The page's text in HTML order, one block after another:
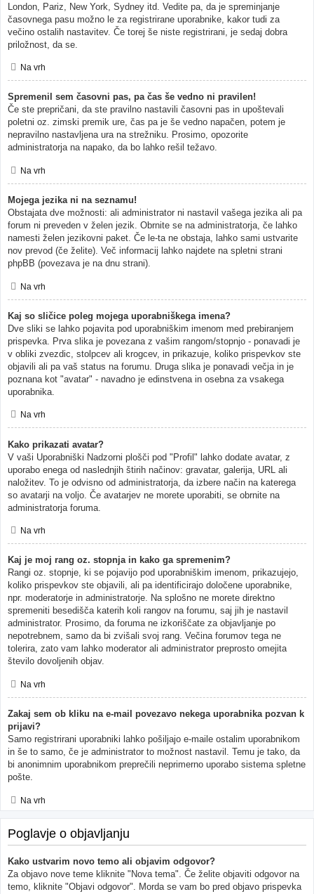
London, Pariz, New York, Sydney itd. Vedite pa, da je spreminjanje
časovnega pasu možno le za registrirane uporabnike, kakor tudi za
večino ostalih nastavitev. Če torej še niste registrirani, je sedaj dobra
priložnost, da se.
Na vrh
Spremenil sem časovni pas, pa čas še vedno ni pravilen!
Če ste prepričani, da ste pravilno nastavili časovni pas in upoštevali
poletni oz. zimski premik ure, čas pa je še vedno napačen, potem je
nepravilno nastavljena ura na strežniku. Prosimo, opozorite
administratorja na napako, da bo lahko rešil težavo.
Na vrh
Mojega jezika ni na seznamu!
Obstajata dve možnosti: ali administrator ni nastavil vašega jezika ali pa
forum ni preveden v želen jezik. Obrnite se na administratorja, če lahko
namesti želen jezikovni paket. Če le-ta ne obstaja, lahko sami ustvarite
nov prevod (če želite). Več informacij lahko najdete na spletni strani
phpBB (povezava je na dnu strani).
Na vrh
Kaj so sličice poleg mojega uporabniškega imena?
Dve sliki se lahko pojavita pod uporabniškim imenom med prebiranjem
prispevka. Prva slika je povezana z vašim rangom/stopnjo - ponavadi je
v obliki zvezdic, stolpcev ali krogcev, in prikazuje, koliko prispevkov ste
objavili ali pa vaš status na forumu. Druga slika je ponavadi večja in je
poznana kot "avatar" - navadno je edinstvena in osebna za vsakega
uporabnika.
Na vrh
Kako prikazati avatar?
V vaši Uporabniški Nadzorni plošči pod "Profil" lahko dodate avatar, z
uporabo enega od naslednjih štirih načinov: gravatar, galerija, URL ali
naložitev. To je odvisno od administratorja, da izbere način na katerega
so avatarji na voljo. Če avatarjev ne morete uporabiti, se obrnite na
administratorja foruma.
Na vrh
Kaj je moj rang oz. stopnja in kako ga spremenim?
Rangi oz. stopnje, ki se pojavijo pod uporabniškim imenom, prikazujejo,
koliko prispevkov ste objavili, ali pa identificirajo določene uporabnike,
npr. moderatorje in administratorje. Na splošno ne morete direktno
spremeniti besedišča katerih koli rangov na forumu, saj jih je nastavil
administrator. Prosimo, da foruma ne izkoriščate za objavljanje po
nepotrebnem, samo da bi zvišali svoj rang. Večina forumov tega ne
tolerira, zato vam lahko moderator ali administrator preprosto omejita
število dovoljenih objav.
Na vrh
Zakaj sem ob kliku na e-mail povezavo nekega uporabnika pozvan k
prijavi?
Samo registrirani uporabniki lahko pošiljajo e-maile ostalim uporabnikom
in še to samo, če je administrator to možnost nastavil. Temu je tako, da
bi anonimnim uporabnikom preprečili neprimerno uporabo sistema spletne
pošte.
Na vrh
Poglavje o objavljanju
Kako ustvarim novo temo ali objavim odgovor?
Za objavo nove teme kliknite "Nova tema". Če želite objaviti odgovor na
temo, kliknite "Objavi odgovor". Morda se vam bo pred objavo prispevka